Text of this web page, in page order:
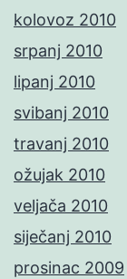
kolovoz 2010
srpanj 2010
lipanj 2010
svibanj 2010
travanj 2010
ožujak 2010
veljača 2010
siječanj 2010
prosinac 2009